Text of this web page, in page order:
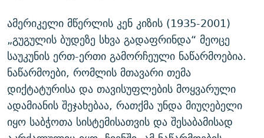
ᲒᲐᲜᲙᲘᲗᲮᲕᲘᲡ ᲓᲦᲔ
ᲓᲘᲚᲘᲡ ᲡᲐᲣᲑᲠᲔᲑᲘ
ᲛᲝᲚᲐᲞᲐᲠᲐᲙᲔ ᲢᲔᲥᲡᲢᲔᲑᲘ
ᲨᲘᲜ - ᲣᲪᲮᲝᲔᲗᲨᲘ
ᲚᲘᲢᲔᲠᲐᲢᲣᲠᲣᲚᲘ ᲬᲐᲮᲜᲐᲒᲔᲑᲘ
ᲐᲛᲔᲠᲘᲙᲣᲚᲘ ᲛᲝᲗᲮᲠᲝᲑᲐ
ᲣᲙᲠᲐᲘᲜᲐᲨᲘ ᲓᲐᲦᲣᲞᲣᲚᲘ ᲥᲐᲠᲗᲕᲔᲚᲘ ᲛᲔᲑᲠᲫᲝᲚᲔᲑᲘ - 2022
ᲓᲐᲛᲝᲣᲙᲘᲓᲔᲑᲚᲝᲑᲘᲡ 100 ᲬᲔᲚᲘ
ᲩᲔᲛᲘ ᲡᲘᲙᲕᲓᲘᲚᲘᲡ ᲛᲘᲖᲔᲖᲘᲐ COVID-19
11 ᲬᲔᲚᲘ - 11 ᲐᲛᲑᲐᲕᲘ
ᲡᲐᲞᲐᲠᲚᲐᲛᲔᲜᲢᲝ ᲐᲠᲩᲔᲕᲜᲔᲑᲘᲡ ᲘᲡᲢᲝᲠᲘᲐ
ᲑᲐᲕᲨᲕᲔᲑᲘ ᲞᲠᲝᲡᲢᲘᲢᲣᲪᲘᲐᲨᲘ - ᲐᲛᲝᲣᲗᲥᲛᲔᲚᲘ ᲐᲛᲑᲐᲕᲘ
ЭХО КАВКАЗА
ᲒᲐᲛᲝᲘᲬᲔᲠᲔ
ამერიკელი მწერლის კენ კიზის (1935-2001)
„გუგულის ბუდეზე სხვა გადაფრინდა“ მეოცე
საუკუნის ერთ-ერთი გამორჩეული ნაწარმოებია.
ნაწარმოები, რომლის მთავარი თემა
დიქტატურისა და თავისუფლების მოყვარული
ადამიანის შეჯახებაა, რათქმა უნდა მიუღებელი
იყო საბჭოთა სისტემისათვის და შესაბამისად